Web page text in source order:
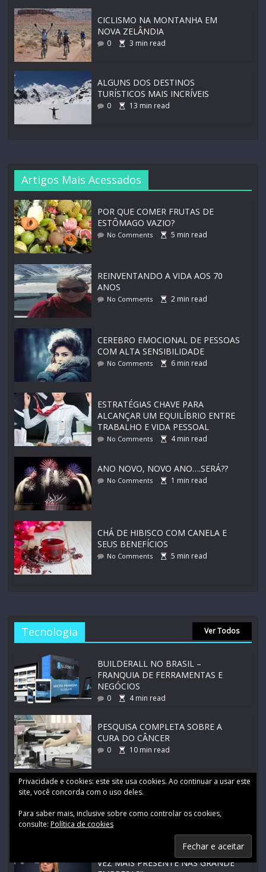
CICLISMO NA MONTANHA EM
NOVA ZELÂNDIA
0 3 min read
ALGUNS DOS DESTINOS
TURÍSTICOS MAIS INCRÍVEIS
0 13 min read
Artigos Mais Acessados
POR QUE COMER FRUTAS DE
ESTÔMAGO VAZIO?
No Comments 5 min read
REINVENTANDO A VIDA AOS 70
ANOS
No Comments 2 min read
CEREBRO EMOCIONAL DE PESSOAS
COM ALTA SENSIBILIDADE
No Comments 6 min read
ESTRATÉGIAS CHAVE PARA
ALCANÇAR UM EQUILÍBRIO ENTRE
TRABALHO E VIDA PESSOAL
No Comments 4min read
ANO NOVO, NOVO ANO….SERÁ??
No Comments 1 min read
CHÁ DE HIBISCO COM CANELA E
SEUS BENEFÍCIOS
No Comments 5 min read
Tecnologia Ver Todos
BUILDERALL NO BRASIL –
FRANQUIA DE FERRAMENTAS E
NEGÓCIOS
0 4min read
PESQUISA COMPLETA SOBRE A
CURA DO CÂNCER
0 10 min read
CORRIDA DE SPORTCAR E
0 4min read
MULHERES DE NEGÓCIOS , CADA
VEZ MAIS PRESENTE NAS GRANDE
Privacidade e cookies: este site usa cookies. Ao continuar a usar este
site, você concorda com o uso deles.
Para saber mais, inclusive sobre como controlar os cookies,
consulte: Política de cookies